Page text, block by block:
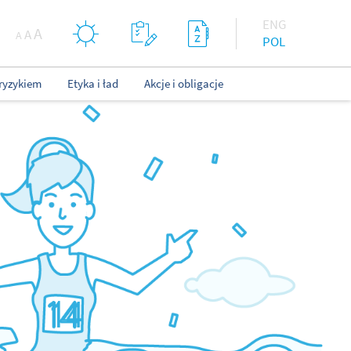
ENG
POL
A AA
Etyka i ład Akcje i obligacje